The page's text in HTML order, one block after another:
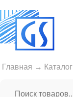
Главная → Каталог